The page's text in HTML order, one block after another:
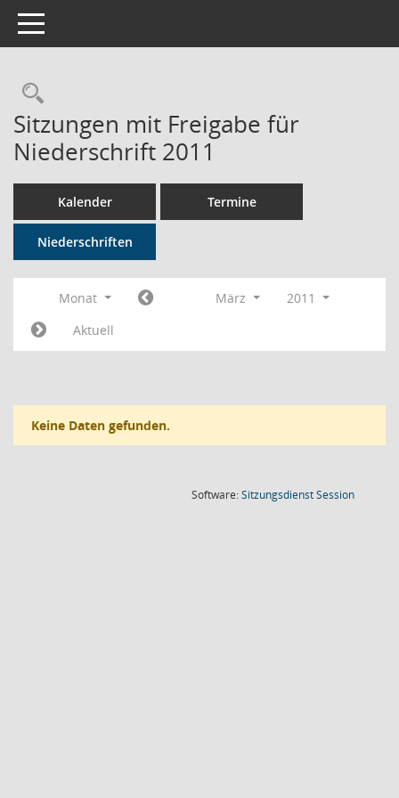
Toggle navigation
Rechercheauswahl
Sitzungen mit Freigabe für
Niederschrift 2011
Kalender Termine
Niederschriften
Monat März
2011
Aktuell
Keine Daten gefunden.
Software:SitzungsdienstSession(Wird in